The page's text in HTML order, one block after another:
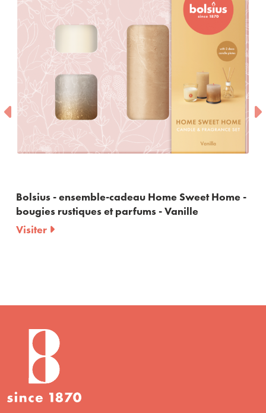
- ensemble-cadeau Home Sweet Home -
rustiques et parfums - Vanille